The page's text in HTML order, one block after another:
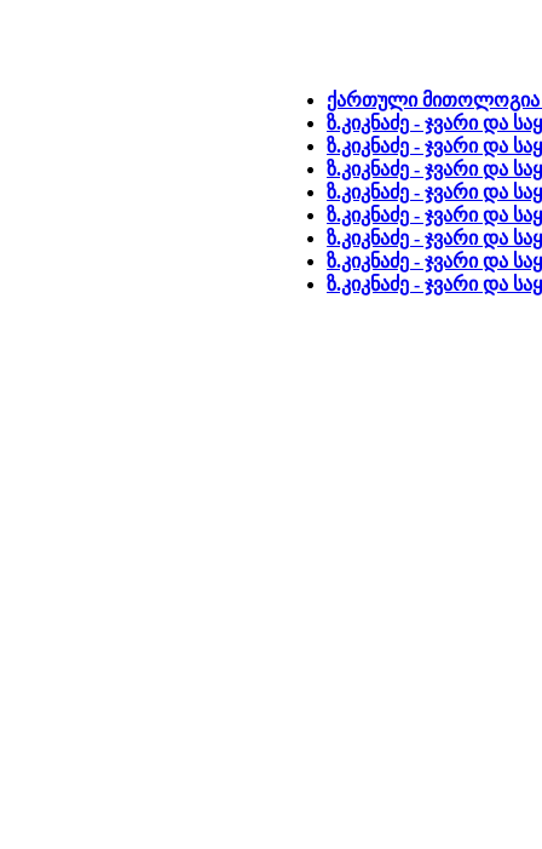
ქართული მითოლოგია
ზ.კიკნაძე - ჯვარი და
ზ.კიკნაძე - ჯვარი და
ზ.კიკნაძე - ჯვარი და
ზ.კიკნაძე - ჯვარი და
ზ.კიკნაძე - ჯვარი და
ზ.კიკნაძე - ჯვარი და
ზ.კიკნაძე - ჯვარი და
ზ.კიკნაძე - ჯვარი და